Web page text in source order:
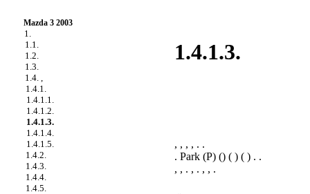
Mazda 3 2003
1.
1.1.
1.2.
1.3.
1.4. ,
1.4.1.
1.4.1.1.
1.4.1.2.
1.4.1.3.
1.4.1.4.
1.4.1.5.
1.4.2.
1.4.3.
1.4.4.
1.4.5.
1.4.1.3.
, , , , . .
. Park (P) () ( ) ( ) . .
, , . , . , , .